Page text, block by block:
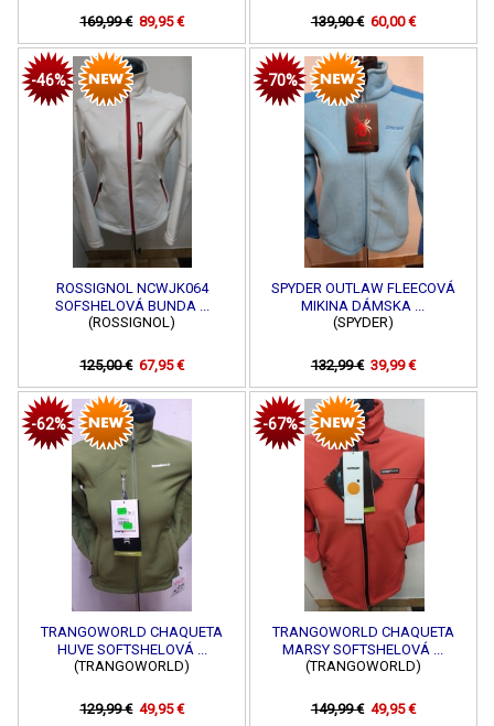
169,99 € 89,95 € 139,90 € 60,00 €
-46%
ROSSIGNOL NCWJK064
SOFSHELOVÁ BUNDA ...
(ROSSIGNOL)
125,00 € 67,95 €
-70%
SPYDER OUTLAW FLEECOVÁ
MIKINA DÁMSKA ...
(SPYDER)
132,99 € 39,99 €
-62%
TRANGOWORLD CHAQUETA
HUVE SOFTSHELOVÁ ...
(TRANGOWORLD)
129,99 € 49,95 €
-67%
TRANGOWORLD CHAQUETA
MARSY SOFTSHELOVÁ ...
(TRANGOWORLD)
149,99 € 49,95 €